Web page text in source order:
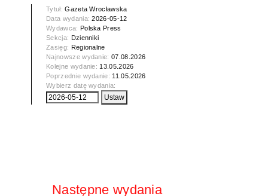
Tytuł:Gazeta Wrocławska
Data wydania:2026-05-12
Wydawca: Polska Press
Sekcja: Dzienniki
Zasięg: Regionalne
Najnowsze wydanie:07.08.2026
Kolejne wydanie: 13.05.2026
Poprzednie wydanie: 11.05.2026
Wybierz datę wydania:
Następne wydania